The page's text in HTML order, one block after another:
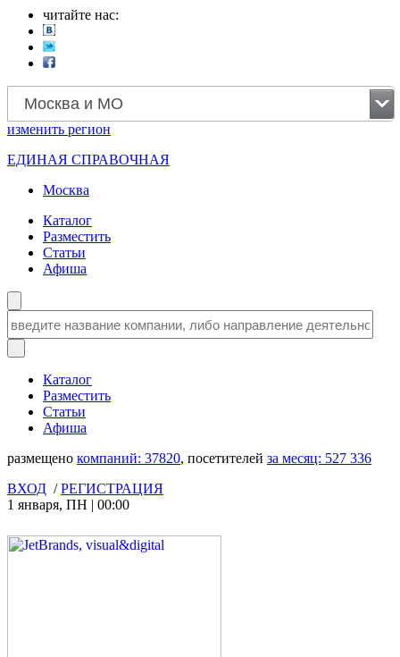
читайте нас:
Москва и МО
изменить регион
ЕДИНАЯ СПРАВОЧНАЯ
Москва
Каталог
Разместить
Статьи
Афиша
Каталог
Разместить
Статьи
Афиша
размещено компаний: 37820, посетителей за месяц: 527 336
ВХОД /РЕГИСТРАЦИЯ
1 января, ПН | 00:00